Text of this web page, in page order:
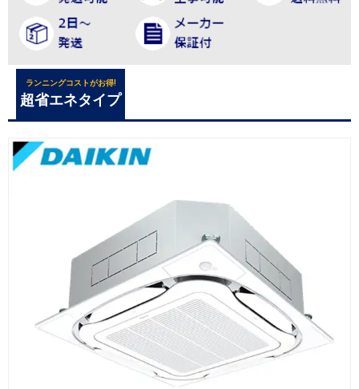
ランニングコストがお得!
超省エネタイプ